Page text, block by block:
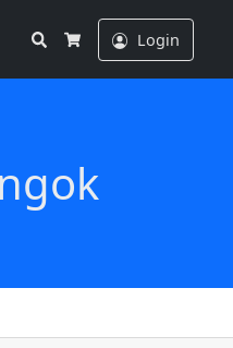
Search
Cart
Login